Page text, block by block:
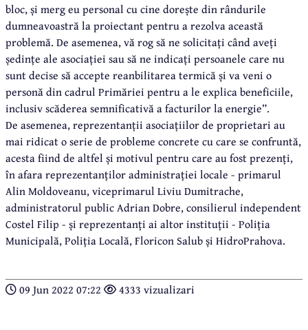
bloc, și merg eu personal cu cine dorește din rândurile
dumneavoastră la proiectant pentru a rezolva această
problemă. De asemenea, vă rog să ne solicitați când aveți
ședințe ale asociației sau să ne indicați persoanele care nu
sunt decise să accepte reanbilitarea termică și va veni o
personă din cadrul Primăriei pentru a le explica beneficiile,
inclusiv scăderea semnificativă a facturilor la energie”.
De asemenea, reprezentanții asociațiilor de proprietari au
mai ridicat o serie de probleme concrete cu care se confruntă,
acesta fiind de altfel și motivul pentru care au fost prezenți,
în afara reprezentanților administrației locale - primarul
Alin Moldoveanu, viceprimarul Liviu Dumitrache,
administratorul public Adrian Dobre, consilierul independent
Costel Filip - și reprezentanți ai altor instituții - Poliția
Municipală, Poliția Locală, Floricon Salub și HidroPrahova.
09 Jun 2022 07:22 4333 vizualizari